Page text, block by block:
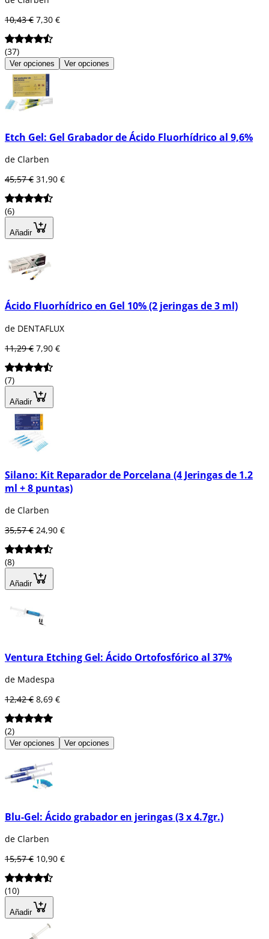
10,43 € 7,30 €
(37)
Ver opciones Ver opciones
Etch Gel: Gel Grabador de Ácido Fluorhídrico al 9,6%
de Clarben
45,57 € 31,90 €
(6)
Añadir
Ácido Fluorhídrico en Gel 10% (2 jeringas de 3 ml)
de DENTAFLUX
11,29 € 7,90 €
(7)
Añadir
Silano: Kit Reparador de Porcelana (4 Jeringas de 1.2
ml + 8 puntas)
de Clarben
35,57 € 24,90 €
(8)
Añadir
Ventura Etching Gel: Ácido Ortofosfórico al 37%
de Madespa
12,42 € 8,69 €
(2)
Ver opciones Ver opciones
Blu-Gel: Ácido grabador en jeringas (3 x 4.7gr.)
de Clarben
15,57 € 10,90 €
(10)
Añadir